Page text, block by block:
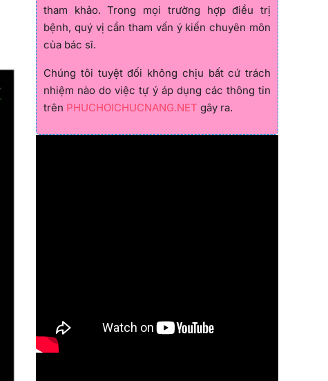
tham khảo. Trong mọi trường hợp điều trị
bệnh, quý vị cần tham vấn ý kiến chuyên môn
của bác sĩ.
Chúng tôi tuyệt đối không chịu bất cứ trách
nhiệm nào do việc tự ý áp dụng các thông tin
trên PHUCHOICHUCNANG.NET gây ra.